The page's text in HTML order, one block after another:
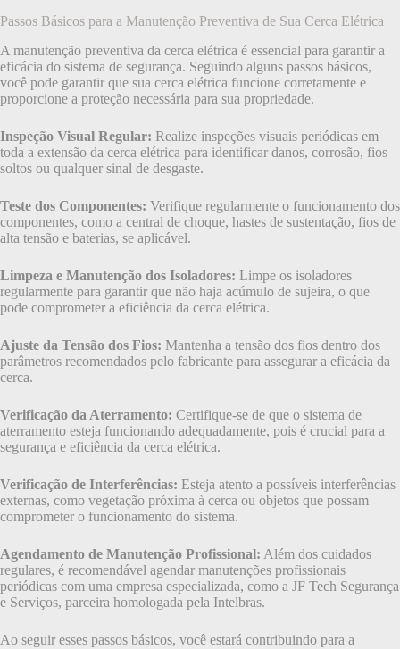
Passos Básicos para a Manutenção Preventiva de Sua Cerca Elétrica
A manutenção preventiva da cerca elétrica é essencial para garantir a
eficácia do sistema de segurança. Seguindo alguns passos básicos,
você pode garantir que sua cerca elétrica funcione corretamente e
proporcione a proteção necessária para sua propriedade.
Inspeção Visual Regular: Realize inspeções visuais periódicas em
toda a extensão da cerca elétrica para identificar danos, corrosão, fios
soltos ou qualquer sinal de desgaste.
Teste dos Componentes: Verifique regularmente o funcionamento dos
componentes, como a central de choque, hastes de sustentação, fios de
alta tensão e baterias, se aplicável.
Limpeza e Manutenção dos Isoladores: Limpe os isoladores
regularmente para garantir que não haja acúmulo de sujeira, o que
pode comprometer a eficiência da cerca elétrica.
Ajuste da Tensão dos Fios: Mantenha a tensão dos fios dentro dos
parâmetros recomendados pelo fabricante para assegurar a eficácia da
cerca.
Verificação da Aterramento: Certifique-se de que o sistema de
aterramento esteja funcionando adequadamente, pois é crucial para a
segurança e eficiência da cerca elétrica.
Verificação de Interferências: Esteja atento a possíveis interferências
externas, como vegetação próxima à cerca ou objetos que possam
comprometer o funcionamento do sistema.
Agendamento de Manutenção Profissional: Além dos cuidados
regulares, é recomendável agendar manutenções profissionais
periódicas com uma empresa especializada, como a JF Tech Segurança
e Serviços, parceira homologada pela Intelbras.
Ao seguir esses passos básicos, você estará contribuindo para a